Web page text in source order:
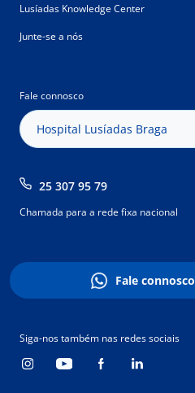
Lusíadas Knowledge Center
Junte-se a nós
Fale connosco
Hospital Lusíadas Braga
25 307 95 79
Chamada para a rede fixa nacional
Fale
Siga-nos também nas redes sociais